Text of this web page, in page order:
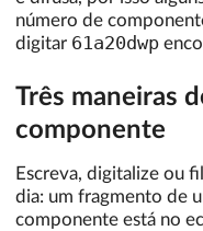
número de
digitar 61a20dwp
Três maneiras
componente
Escreva, digitalize ou
dia: um fragmento de
componente está no